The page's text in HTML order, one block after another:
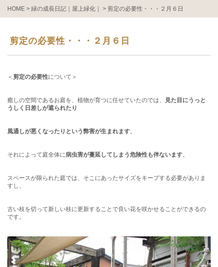
HOME > 緑の成長日記｜屋上緑化｜ > 剪定の必要性・・・２月６日
剪定の必要性・・・２月６日
＜ 剪定の必要性について＞
癒しの空間であるお庭を、植物が育つに任せていたのでは、
見た目にうっと
うしく日差しが遮られたり
風通しが悪くなったりという弊害が生まれます。
それによって庭全体に病虫害が蔓延してしまう危険性も伴ないます。
スペースが限られた庭では、そこにあったサイズをキープする必要がありま
すし、
古い枝を切って新しい枝に更新することで良い花を咲かせることができるの
です。